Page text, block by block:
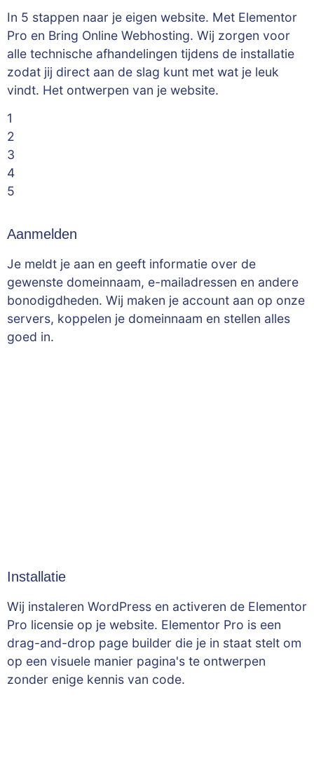
In 5 stappen naar je eigen website. Met Elementor
Pro en Bring Online Webhosting. Wij zorgen voor
alle technische afhandelingen tijdens de installatie
zodat jij direct aan de slag kunt met wat je leuk
vindt. Het ontwerpen van je website.
1
2
3
4
5
Aanmelden
Je meldt je aan en geeft informatie over de
gewenste domeinnaam, e-mailadressen en andere
bonodigdheden. Wij maken je account aan op onze
servers, koppelen je domeinnaam en stellen alles
goed in.
Installatie
Wij instaleren WordPress en activeren de Elementor
Pro licensie op je website. Elementor Pro is een
drag-and-drop page builder die je in staat stelt om
op een visuele manier pagina's te ontwerpen
zonder enige kennis van code.